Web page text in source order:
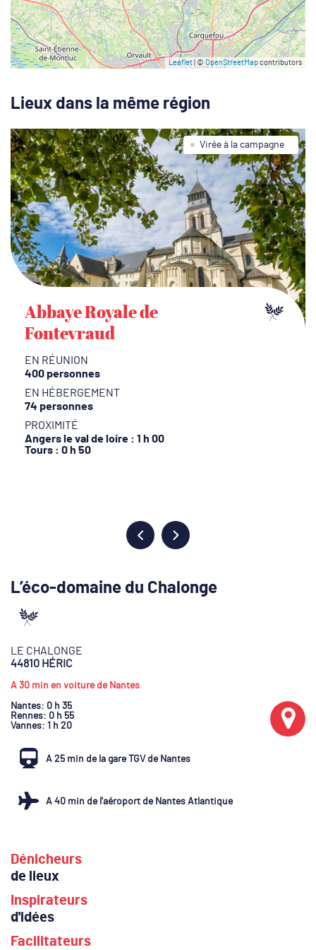
Leaflet | ©OpenStreetMapcontributors
Lieux dans la même région
Virée à la campagne
Abbaye Royale de
Fontevraud
EN RÉUNION
400 personnes
EN HÉBERGEMENT
74 personnes
PROXIMITÉ
Angers le val de loire : 1 h 00
Tours : 0 h 50
L’éco-domaine du Chalonge
LE CHALONGE
44810 HÉRIC
A 30 min en voiture de Nantes
Nantes: 0 h 35
Rennes: 0 h 55
Vannes: 1 h 20
A 25 min de la gare TGV de Nantes
A 40 min de l'aéroport de Nantes Atlantique
Dénicheurs
de lieux
Inspirateurs
d'idées
Facilitateurs